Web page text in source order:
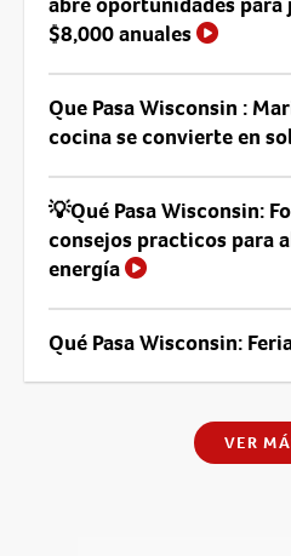
$8,000 anuales
Que Pasa Wisconsin :
cocina se convierte en
💡Qué Pasa Wisconsin:
consejos practicos para
energía
Qué Pasa Wisconsin:
VER